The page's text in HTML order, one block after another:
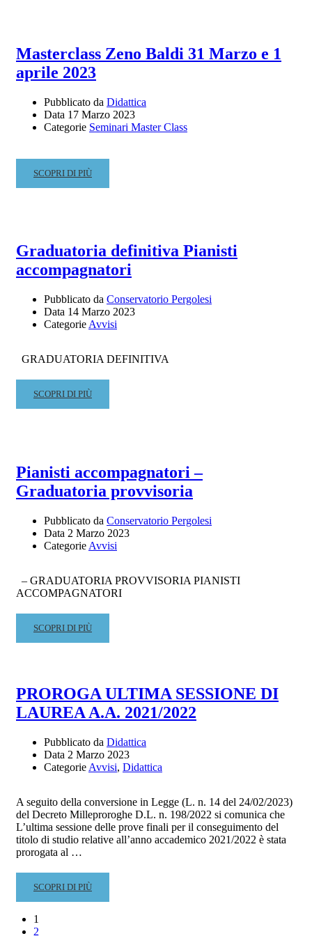
–
VECCHIO
Masterclass Zeno Baldi 31 Marzo e 1
aprile 2023
Pubblicato da Didattica
Data 17 Marzo 2023
Categorie Seminari Master Class
READ
MORE
31
MARZO
1
APRILE
2023
SCOPRI DI PIÙ
Graduatoria definitiva Pianisti
accompagnatori
Pubblicato da Conservatorio Pergolesi
Data 14 Marzo 2023
Categorie Avvisi
GRADUATORIA DEFINITIVA
READ
MORE
ACCOMPAGNATORI
SCOPRI DI PIÙ
Pianisti accompagnatori –
Graduatoria provvisoria
Pubblicato da Conservatorio Pergolesi
Data 2 Marzo 2023
Categorie Avvisi
– GRADUATORIA PROVVISORIA PIANISTI
ACCOMPAGNATORI
READ
MORE
–
GRADUATORIA
SCOPRI DI PIÙ
PROROGA ULTIMA SESSIONE DI
LAUREA A.A. 2021/2022
Pubblicato da Didattica
Data 2 Marzo 2023
Categorie Avvisi, Didattica
A seguito della conversione in Legge (L. n. 14 del 24/02/2023)
del Decreto Milleproroghe D.L. n. 198/2022 si comunica che
L’ultima sessione delle prove finali per il conseguimento del
titolo di studio relative all’anno accademico 2021/2022 è stata
prorogata al …
READ
MORE
ABOUT
PROROGA
SCOPRI DI PIÙ
1
2